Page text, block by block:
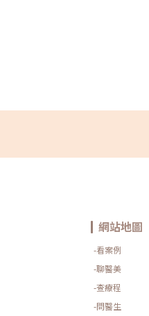
網站地圖
-看案例
-聊醫美
-查療程
-問醫生